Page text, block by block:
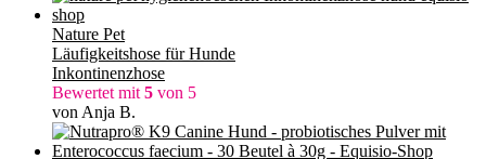
Nature Pet
Läufigkeitshose für Hunde
Inkontinenzhose
Bewertet mit 5 von 5
von Anja B.